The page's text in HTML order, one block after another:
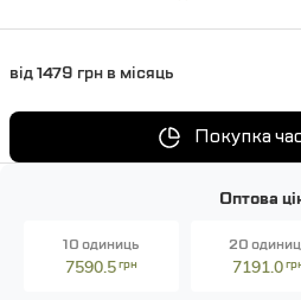
від 1479 грн в місяць
Покупка
Оптова
10 одиниць
7590.5грн
20
7191.0